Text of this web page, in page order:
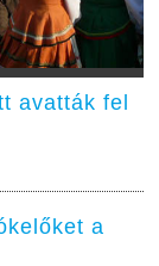
avatták fel
a